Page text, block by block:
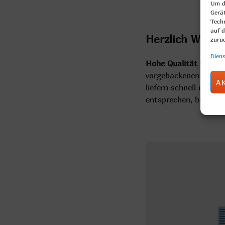
Um
auf
Herzlich
Hohe Qualität von
vorgebackenen oder
liefern schnell und in
entsprechen, bieten